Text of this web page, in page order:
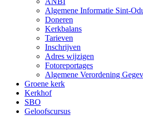
Algemene Informatie Sint-
Doneren
Kerkbalans
Tarieven
Inschrijven
Adres wijzigen
Fotoreportages
Algemene Verordening
Groene kerk
Kerkhof
SBO
Geloofscursus